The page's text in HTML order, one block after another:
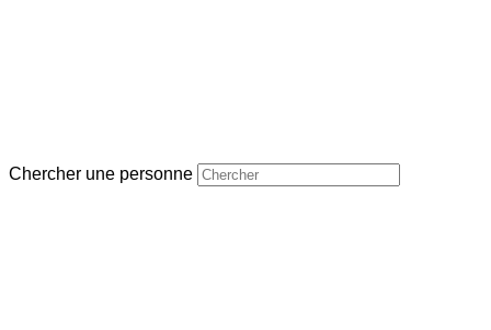
Chercher une personne